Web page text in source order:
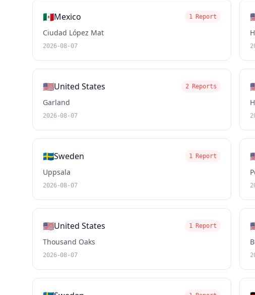
🇲🇽Mexico 1 Report
Ciudad López Mat
2026-08-07
🇺🇸United States 2 Reports
Garland
2026-08-07
🇸🇪Sweden 1 Report
Uppsala
2026-08-07
🇺🇸United States 1 Report
Thousand Oaks
2026-08-07